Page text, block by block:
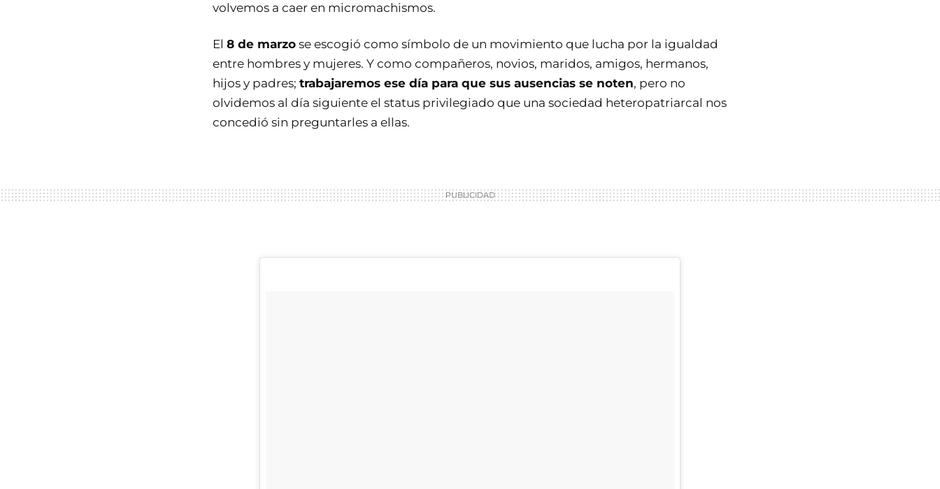
volvemos a caer en micromachismos.
El 8 de marzo se escogió como símbolo de un movimiento que lucha por la igualdad
entre hombres y mujeres. Y como compañeros, novios, maridos, amigos, hermanos,
hijos y padres; trabajaremos ese día para que sus ausencias se noten, pero no
olvidemos al día siguiente el status privilegiado que una sociedad heteropatriarcal nos
concedió sin preguntarles a ellas.